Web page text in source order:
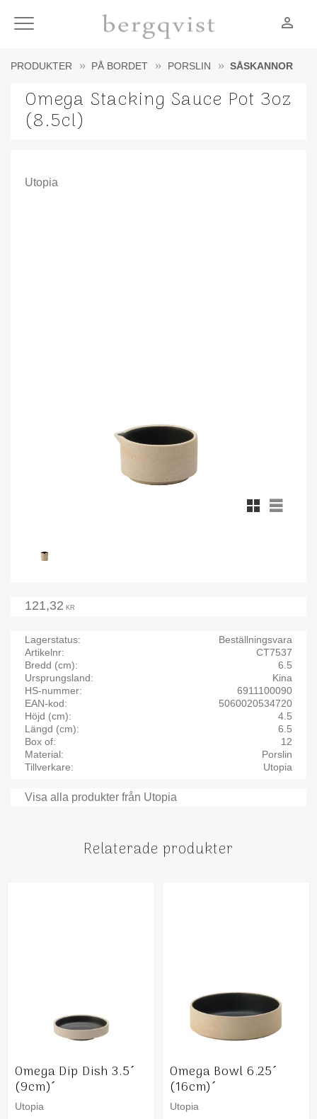
Meny person_outline
PRODUKTER PÅ BORDET PORSLIN SÅSKANNOR
Omega Stacking Sauce Pot 3oz
(8.5cl)
Utopia
Rutnätsvy
Listvy
121,32 KR
Lagerstatus
Beställningsvara
Artikelnr
CT7537
Bredd (cm)
6.5
Ursprungsland
Kina
HS-nummer
6911100090
EAN-kod
5060020534720
Höjd (cm)
4.5
Längd (cm)
6.5
Box of
12
Material
Porslin
Tillverkare
Utopia
Visa alla produkter från Utopia
Relaterade produkter
Omega Dip Dish 3.5´
(9cm)´
Utopia
Omega Bowl 6.25´
(16cm)´
Utopia